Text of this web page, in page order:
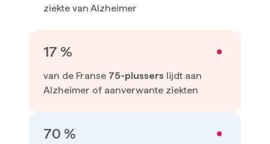
ziekte van Alzheimer
17 %
van de Franse 75-plussers lijdt aan
Alzheimer of aanverwante ziekten
70 %